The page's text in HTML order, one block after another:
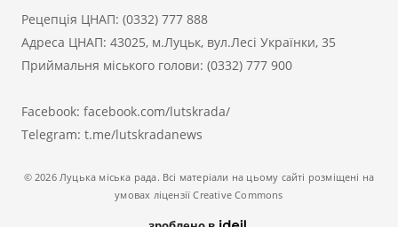
Рецепція ЦНАП: (0332) 777 888
Адреса ЦНАП: 43025, м.Луцьк, вул.Лесі Українки, 35
Приймальня міського голови: (0332) 777 900
Facebook: facebook.com/lutskrada/
Telegram: t.me/lutskradanews
© 2026 Луцька міська рада. Всі матеріали на цьому сайті розміщені на
умовах ліцензії Creative Commons